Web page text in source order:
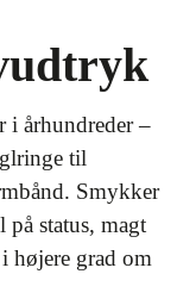
i århundreder –
til
Smykker
status, magt
højere grad om